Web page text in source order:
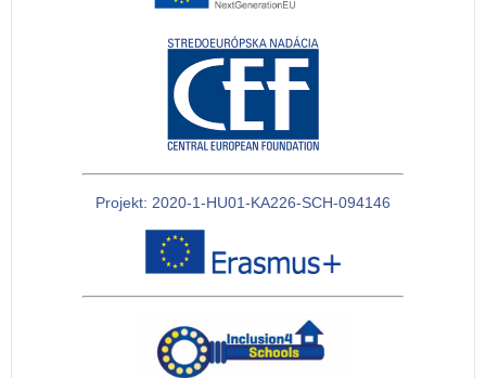
Projekt: 2020-1-HU01-KA226-SCH-094146